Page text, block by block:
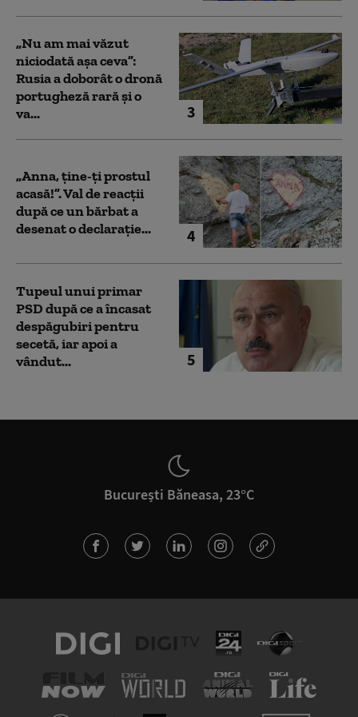
3
„Nu am mai văzut
niciodată așa ceva”:
Rusia a doborât o dronă
portugheză rară și o
va...
4
„Anna, ţine-ţi prostul
acasă!”. Val de reacții
după ce un bărbat a
desenat o declarație...
5
Tupeul unui primar
PSD după ce a încasat
despăgubiri pentru
secetă, iar apoi a
vândut...
București Băneasa, 23°C